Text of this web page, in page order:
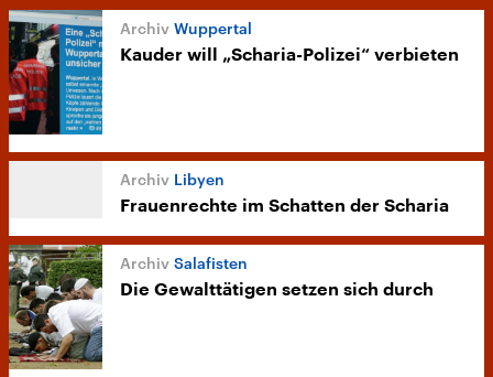
Wuppertal
Kauder will „Scharia-Polizei“ verbieten
Libyen
Frauenrechte im Schatten der Scharia
Salafisten
Die Gewalttätigen setzen sich durch